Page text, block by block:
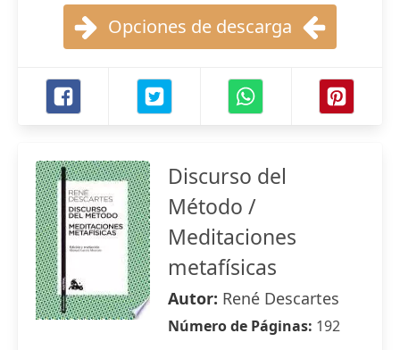
Opciones de descarga
Discurso del
Método /
Meditaciones
metafísicas
Autor: René Descartes
Número de Páginas: 192